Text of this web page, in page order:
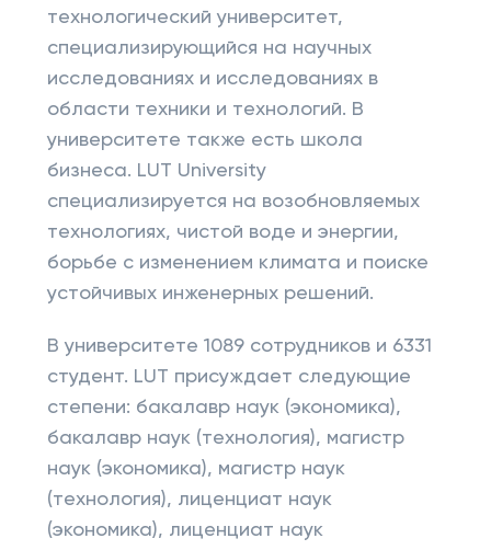
технологический университет,
специализирующийся на научных
исследованиях и исследованиях в
области техники и технологий. В
университете также есть школа
бизнеса. LUT University
специализируется на возобновляемых
технологиях, чистой воде и энергии,
борьбе с изменением климата и поиске
устойчивых инженерных решений.
В университете 1089 сотрудников и 6331
студент. LUT присуждает следующие
степени: бакалавр наук (экономика),
бакалавр наук (технология), магистр
наук (экономика), магистр наук
(технология), лиценциат наук
(экономика), лиценциат наук